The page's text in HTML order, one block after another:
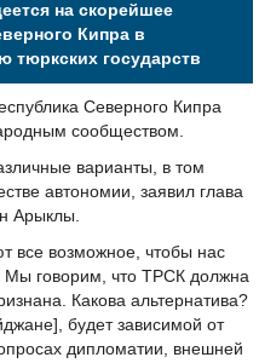
на скорейшее
Кипра в
тюркских государств
Северного Кипра
сообществом.
варианты, в том
автономии, заявил глава
Арыклы.
все возможное, чтобы нас
говорим, что ТРСК должна
Какова альтернатива?
будет зависимой от
дипломатии, внешней